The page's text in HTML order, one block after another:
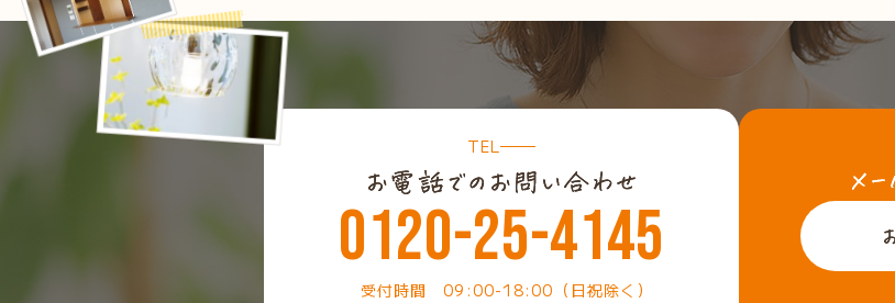
TEL
0120-25-4145
受付時間 09:00-18:00（日祝除く）